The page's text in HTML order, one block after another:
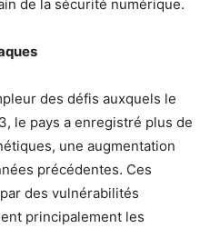
de la sécurité numérique.
des défis auxquels le
le pays a enregistré plus de
une augmentation
précédentes. Ces
des vulnérabilités
principalement les